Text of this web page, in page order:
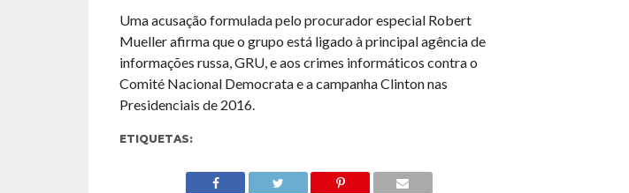
Uma acusação formulada pelo procurador especial Robert
Mueller afirma que o grupo está ligado à principal agência de
informações russa, GRU, e aos crimes informáticos contra o
Comité Nacional Democrata e a campanha Clinton nas
Presidenciais de 2016.
ETIQUETAS: